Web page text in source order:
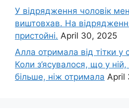
У відрядження чоловік
виштовхав. На
пристойні. April 30, 2025
Алла отримала від тітки у
Коли з’ясувалося, що у
більше, ніж отримала April